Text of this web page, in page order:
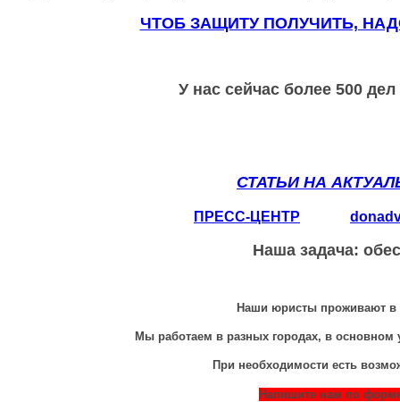
ЧТОБ ЗАЩИТУ ПОЛУЧИТЬ,
У нас сейчас более 500
СТАТЬИ НА
ПРЕСС-ЦЕНТР donad
Наша задача:
Наши юристы проживают в
Мы работаем в разных городах, в основном
При необходимости есть
Напишите нам по